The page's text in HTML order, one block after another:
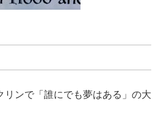
リンで「誰にでも夢はある」の大